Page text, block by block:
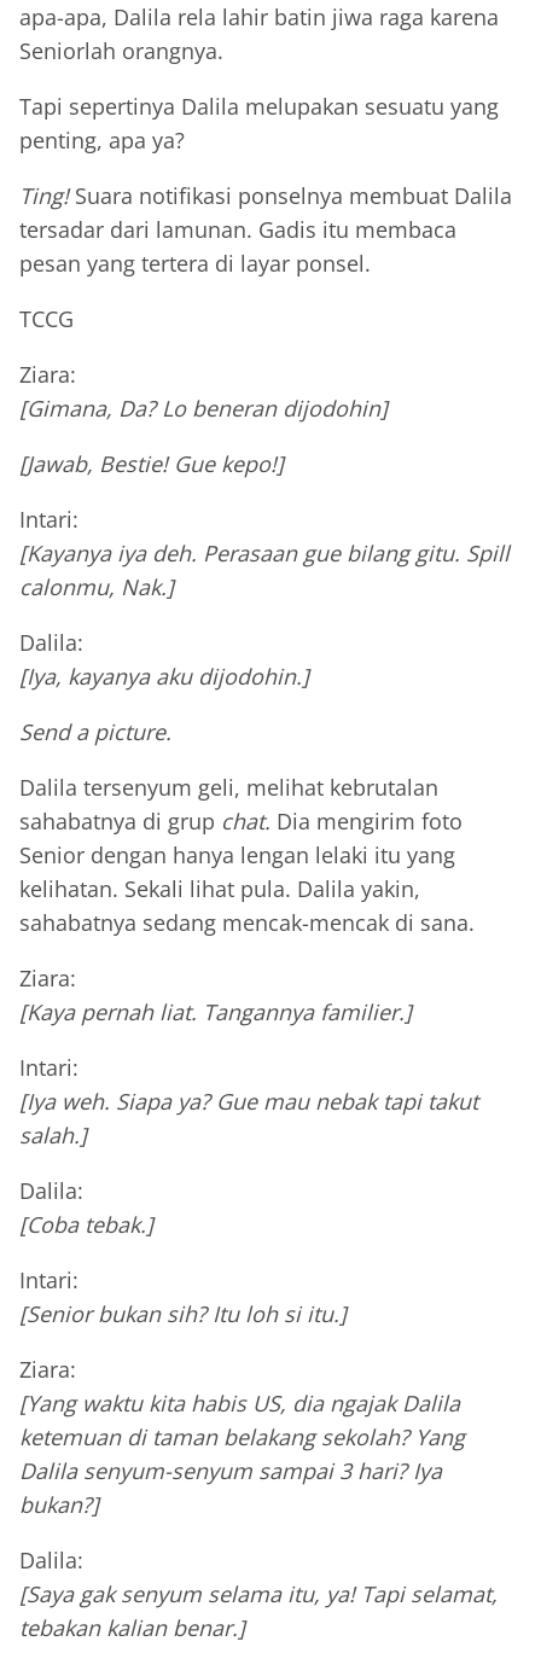
apa-apa, Dalila rela lahir batin jiwa raga karena
Seniorlah orangnya.
Tapi sepertinya Dalila melupakan sesuatu yang
penting, apa ya?
Ting!Suara notifikasi ponselnya membuat Dalila
tersadar dari lamunan. Gadis itu membaca
pesan yang tertera di layar ponsel.
TCCG
Ziara:
[Gimana, Da? Lo beneran dijodohin]
[Jawab, Bestie! Gue kepo!]
Intari:
[Kayanya iya deh. Perasaan gue bilang gitu. Spill
calonmu, Nak.]
Dalila:
[Iya, kayanya aku dijodohin.]
Send a picture.
Dalila tersenyum geli, melihat kebrutalan
sahabatnya di grup chat. Dia mengirim foto
Senior dengan hanya lengan lelaki itu yang
kelihatan. Sekali lihat pula. Dalila yakin,
sahabatnya sedang mencak-mencak di sana.
Ziara:
[Kaya pernah liat. Tangannya familier.]
Intari:
[Iya weh. Siapa ya? Gue mau nebak tapi takut
salah.]
Dalila:
[Coba tebak.]
Intari:
[Senior bukan sih? Itu loh si itu.]
Ziara:
[Yang waktu kita habis US, dia ngajak Dalila
ketemuan di taman belakang sekolah? Yang
Dalila senyum-senyum sampai 3 hari? Iya
bukan?]
Dalila:
[Saya gak senyum selama itu, ya! Tapi selamat,
tebakan kalian benar.]